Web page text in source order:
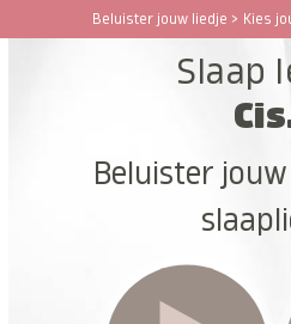
Beluister jouw liedje > Kies
Open
Close
Slaap
Beluister